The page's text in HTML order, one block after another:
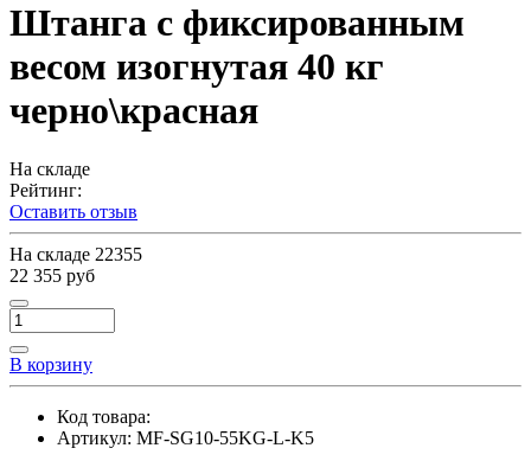
Штанга с фиксированным
весом изогнутая 40 кг
черно\красная
На складе
Рейтинг:
Оставить отзыв
На складе 22355
22 355 руб
В корзину
Код товара:
Артикул: MF-SG10-55KG-L-K5